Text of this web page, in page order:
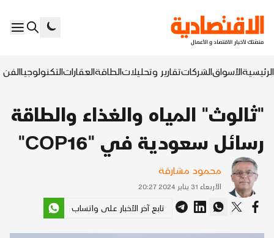
الرئيسيةالأسواقالشركاتتقارير وتحليلاتالطاقةالعقاراتالتكنولوجياالفن
"ثالوث" المياه والغذاء والطاقة
رسائل سعودية في "COP16"
محمود مشارقة
الأربعاء 31 يناير 2024 20:27
تابع آخر الأخبار على واتساب